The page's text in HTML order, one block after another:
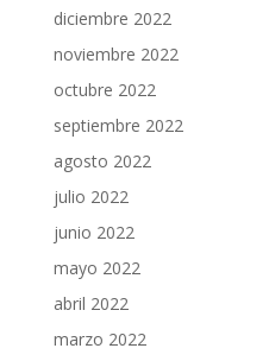
diciembre 2022
noviembre 2022
octubre 2022
septiembre 2022
agosto 2022
julio 2022
junio 2022
mayo 2022
abril 2022
marzo 2022